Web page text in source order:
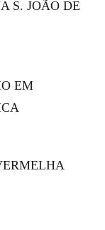
S. JOÃO DE
EM